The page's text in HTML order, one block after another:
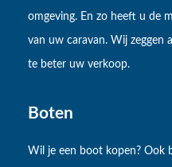
omgeving. En zo heeft u de
van uw caravan. Wij zeggen
te beter uw verkoop.
Boten
Wil je een boot kopen? Ook